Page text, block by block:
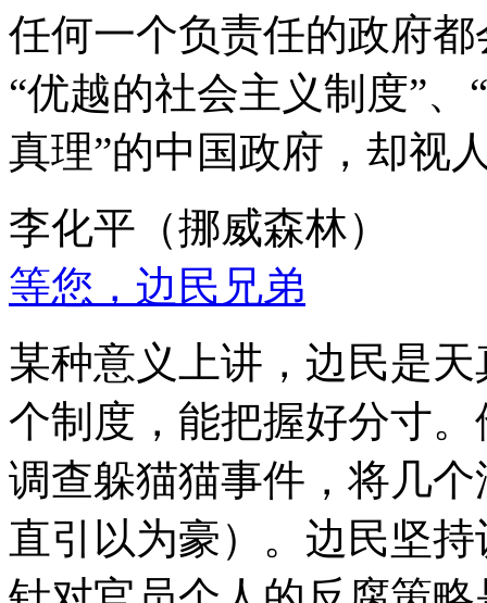
任何一个负责任的政府
“优越的社会主义制度”
真理”的中国政府，却视
李化平（挪威森林）
等您，边民兄弟
某种意义上讲，边民是
个制度，能把握好分寸
调查躲猫猫事件，将几
直引以为豪）。边民坚